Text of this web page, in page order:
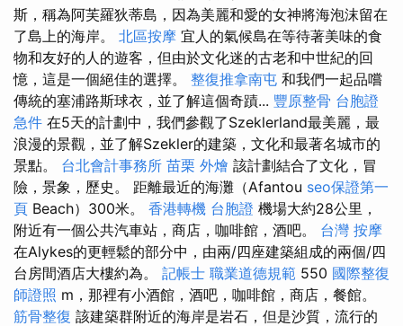
斯，稱為阿芙羅狄蒂島，因為美麗和愛的女神將海泡沫留在
了島上的海岸。 北區按摩 宜人的氣候島在等待著美味的食
物和友好的人的遊客，但由於文化迷的古老和中世紀的回
憶，這是一個絕佳的選擇。 整復推拿南屯 和我們一起品嚐
傳統的塞浦路斯球衣，並了解這個奇蹟... 豐原整骨 台胞證
急件 在5天的計劃中，我們參觀了Szeklerland最美麗，最
浪漫的景觀，並了解Szekler的建築，文化和最著名城市的
景點。 台北會計事務所 苗栗 外燴 該計劃結合了文化，冒
險，景象，歷史。 距離最近的海灘（Afantou seo保證第一
頁 Beach）300米。 香港轉機 台胞證 機場大約28公里，
附近有一個公共汽車站，商店，咖啡館，酒吧。 台灣 按摩
在Alykes的更輕鬆的部分中，由兩/四座建築組成的兩個/四
台房間酒店大樓約為。 記帳士 職業道德規範 550 國際整復
師證照 m，那裡有小酒館，酒吧，咖啡館，商店，餐館。
筋骨整復 該建築群附近的海岸是岩石，但是沙質，流行的